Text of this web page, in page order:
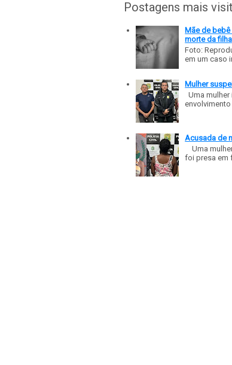
Postagens mais
Mãe de
morte da filha
Foto:
em um caso
Mulher
Uma
envolvimento
Acusada de
Uma
foi presa em